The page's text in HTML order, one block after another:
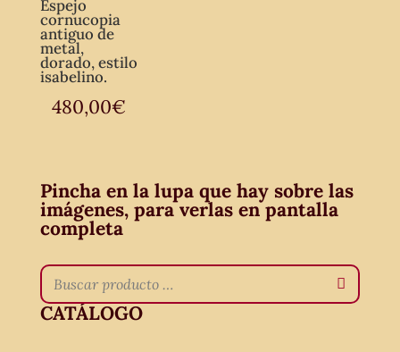
Espejo
cornucopia
antiguo de
metal,
dorado, estilo
isabelino.
480,00€
Pincha en la lupa que hay sobre las
imágenes, para verlas en pantalla
completa
CATÁLOGO